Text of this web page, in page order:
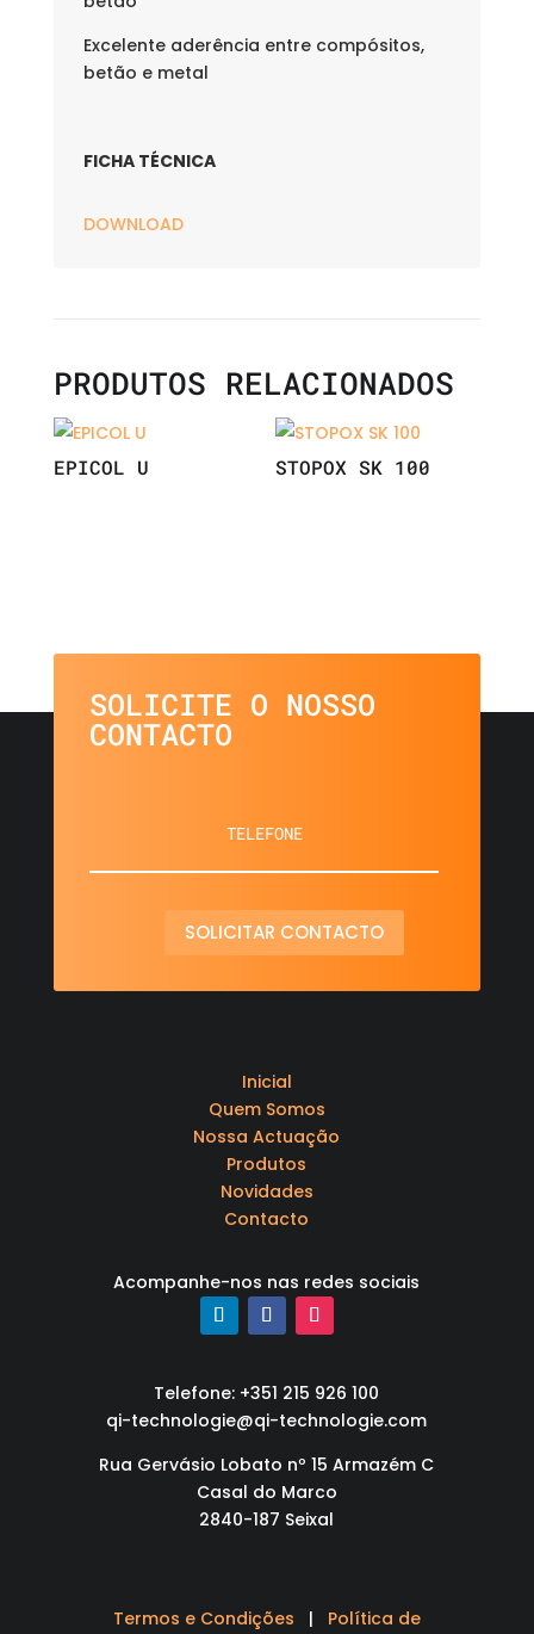
Excelente aderência entre compósitos,
betão e metal
FICHA TÉCNICA
DOWNLOAD
PRODUTOS RELACIONADOS
EPICOL U STOPOX SK 100
SOLICITE O NOSSO
CONTACTO
SOLICITAR CONTACTO
Inicial
Quem Somos
Nossa Actuação
Produtos
Novidades
Contacto
Acompanhe-nos nas redes sociais
Telefone: +351 215 926 100
qi-technologie@qi-technologie.com
Rua Gervásio Lobato nº 15 Armazém C
Casal do Marco
2840-187 Seixal
Termos e Condições | Política de